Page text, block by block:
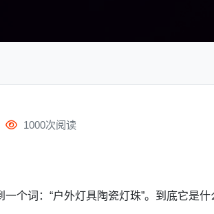
1000次阅读
个词：“户外灯具陶瓷灯珠”。到底它是什